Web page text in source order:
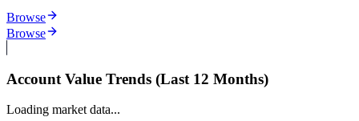
Browse
Browse
Account Value Trends (Last 12 Months)
Loading market data...